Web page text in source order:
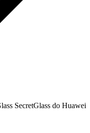
SecretGlass do Huawei